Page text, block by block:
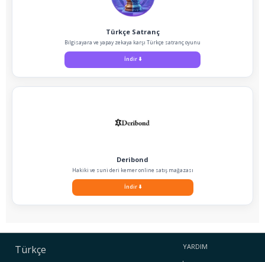
Türkçe Satranç
Bilgisayara ve yapay zekaya karşı Türkçe satranç oyunu
İndir ⬇️
Deribond
Hakiki ve suni deri kemer online satış mağazası
İndir⬇️
Türkçe YARDIM